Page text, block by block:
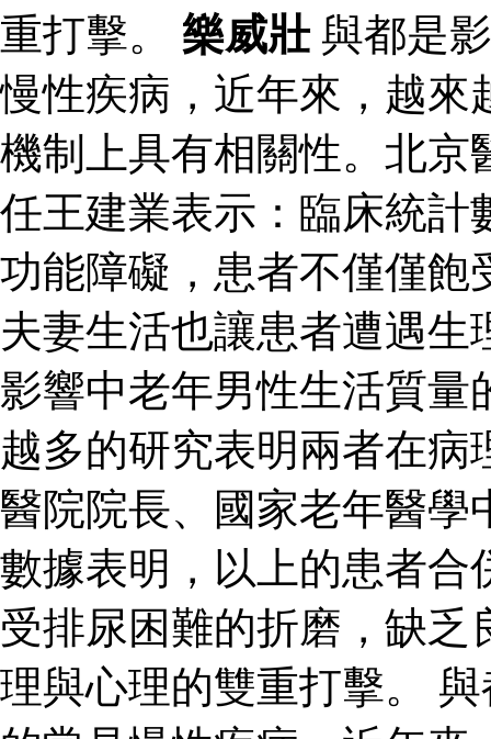
重打擊。 樂威壯與都是
慢性疾病，近年來，越來
機制上具有相關性。北京
任王建業表示：臨床統計
功能障礙，患者不僅僅飽
夫妻生活也讓患者遭遇
影響中老年男性生活質量
越多的研究表明兩者在
醫院院長、國家老年醫學
數據表明，以上的患者合
受排尿困難的折磨，缺
理與心理的雙重打擊。